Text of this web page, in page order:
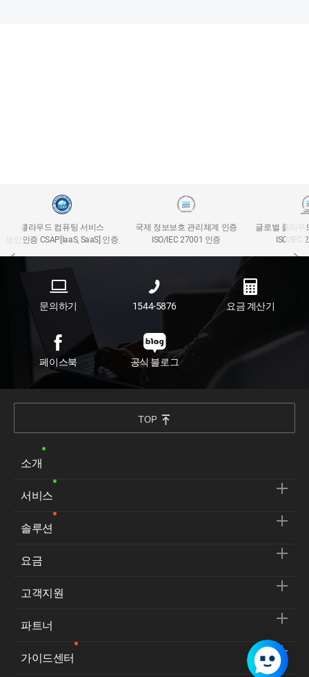
클라우드 컴퓨팅 서비스
보안인증 CSAP[IaaS, SaaS] 인증
국제 정보보호 관리체계 인증
ISO/IEC 27001 인증
글로벌 클라우
ISO/IEC
문의하기 1544-5876 요금 계산기
페이스북 공식 블로그
TOP
소개
서비스
솔루션
요금
고객지원
파트너
가이드센터